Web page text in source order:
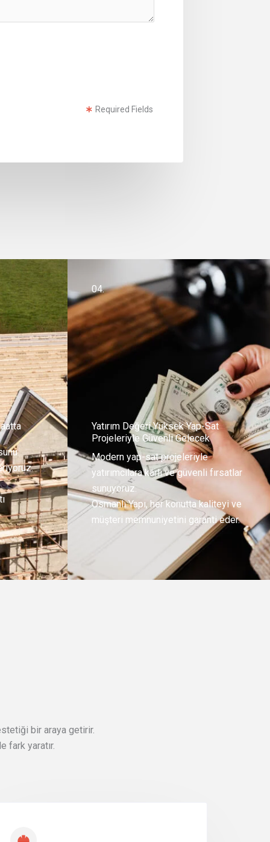
Required Fields
04.
Yatırım Değeri Yüksek Yap-Sat
Projeleriyle Güvenli Gelecek
Modern yap-sat projeleriyle
yatırımcılara kârlı ve güvenli fırsatlar
sunuyoruz.
Osmanlı Yapı, her konutta kaliteyi ve
müşteri memnuniyetini garanti eder.
bir araya getirir.
fark yaratır.